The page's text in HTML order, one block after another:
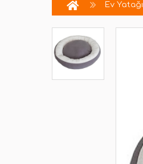
Ev Yatağı